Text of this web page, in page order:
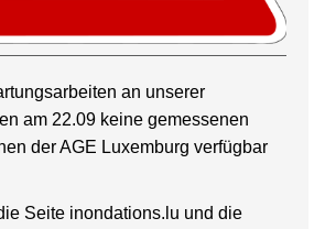
an unserer
am 22.09 keine gemessenen
der AGE Luxemburg verfügbar
Seite inondations.lu und die